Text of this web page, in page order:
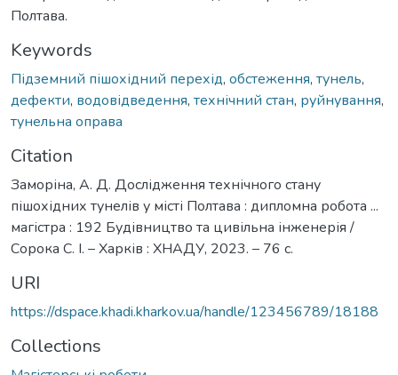
Полтава.
Keywords
Підземний пішохідний перехід, обстеження, тунель,
дефекти, водовідведення, технічний стан, руйнування,
тунельна оправа
Citation
Заморіна, А. Д. Дослідження технічного стану
пішохідних тунелів у місті Полтава : дипломна робота ...
магістра : 192 Будівництво та цивільна інженерія /
Сорока С. І. – Харків : ХНАДУ, 2023. – 76 с.
URI
https://dspace.khadi.kharkov.ua/handle/123456789/18188
Collections